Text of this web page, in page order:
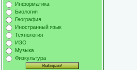
Информатика
Биология
География
Иностранный язык
Технология
ИЗО
Музыка
Физкультура